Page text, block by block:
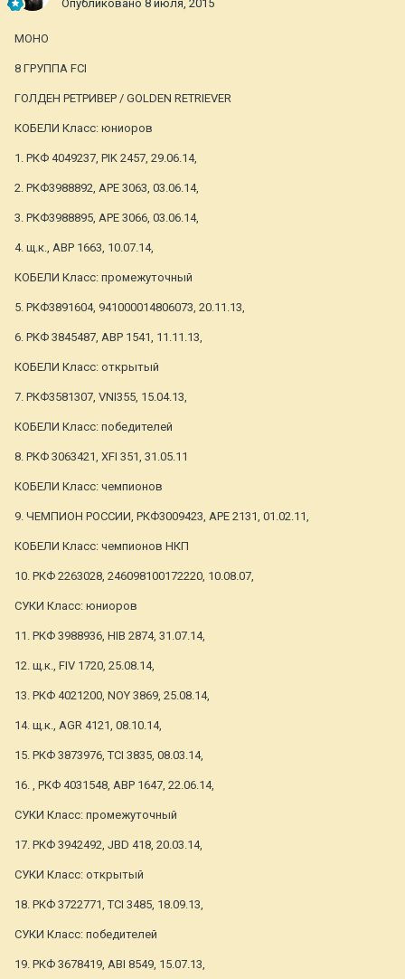
Опубликовано 8 июля, 2015
МОНО
8 ГРУППА FCI
ГОЛДЕН РЕТРИВЕР / GOLDEN RETRIEVER
КОБЕЛИ Класс: юниоров
1. РКФ 4049237, PIK 2457, 29.06.14,
2. РКФ3988892, АРЕ 3063, 03.06.14,
3. РКФ3988895, АРЕ 3066, 03.06.14,
4. щ.к., АВР 1663, 10.07.14,
КОБЕЛИ Класс: промежуточный
5. РКФ3891604, 941000014806073, 20.11.13,
6. РКФ 3845487, АВР 1541, 11.11.13,
КОБЕЛИ Класс: открытый
7. РКФ3581307, VNI355, 15.04.13,
КОБЕЛИ Класс: победителей
8. РКФ 3063421, XFI 351, 31.05.11
КОБЕЛИ Класс: чемпионов
9. ЧЕМПИОН РОССИИ, РКФ3009423, АРЕ 2131, 01.02.11,
КОБЕЛИ Класс: чемпионов НКП
10. РКФ 2263028, 246098100172220, 10.08.07,
СУКИ Класс: юниоров
11. РКФ 3988936, HIB 2874, 31.07.14,
12. щ.к., FIV 1720, 25.08.14,
13. РКФ 4021200, NOY 3869, 25.08.14,
14. щ.к., AGR 4121, 08.10.14,
15. РКФ 3873976, TCI 3835, 08.03.14,
16. , РКФ 4031548, АВР 1647, 22.06.14,
СУКИ Класс: промежуточный
17. РКФ 3942492, JBD 418, 20.03.14,
СУКИ Класс: открытый
18. РКФ 3722771, TCI 3485, 18.09.13,
СУКИ Класс: победителей
19. РКФ 3678419, ABI 8549, 15.07.13,